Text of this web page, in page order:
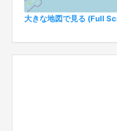
大きな地図で見る (Full